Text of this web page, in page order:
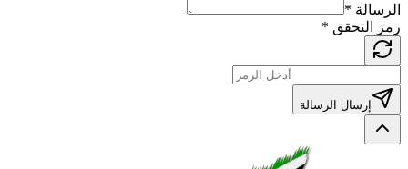
الرسالة *
رمز التحقق *
إرسال الرسالة